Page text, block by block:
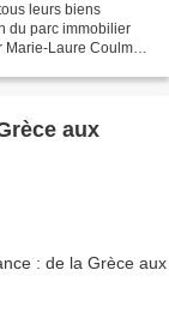
leurs biens
du parc immobilier
Laure Coulmin
aux